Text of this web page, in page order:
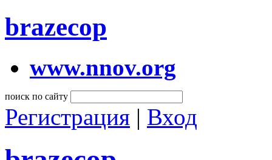
brazecop
www.nnov.org
поиск по сайту
Регистрация | Вход